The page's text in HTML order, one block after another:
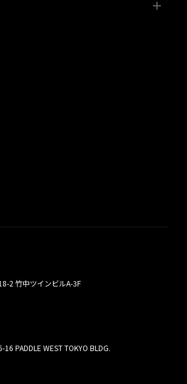
2 竹中ツインビルA-3F
PADDLE WEST TOKYO BLDG.